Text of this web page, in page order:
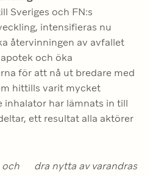
Sveriges och FN:s
intensifieras nu
återvinningen av avfallet
och öka
för att nå ut bredare med
hittills varit mycket
har lämnats in till
ett resultat alla aktörer
dra nytta av varandras